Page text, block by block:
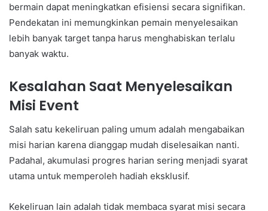
bermain dapat meningkatkan efisiensi secara signifikan.
Pendekatan ini memungkinkan pemain menyelesaikan
lebih banyak target tanpa harus menghabiskan terlalu
banyak waktu.
Kesalahan Saat Menyelesaikan
Misi Event
Salah satu kekeliruan paling umum adalah mengabaikan
misi harian karena dianggap mudah diselesaikan nanti.
Padahal, akumulasi progres harian sering menjadi syarat
utama untuk memperoleh hadiah eksklusif.
Kekeliruan lain adalah tidak membaca syarat misi secara